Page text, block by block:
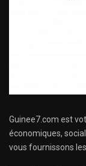
Guinee7.com est
économiques,
vous fournissons